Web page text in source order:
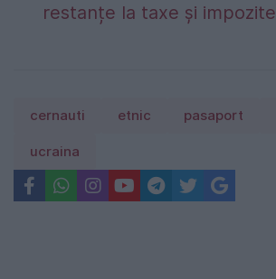
restanțe la taxe și impozite
cernauti etnic pasaport
ucraina